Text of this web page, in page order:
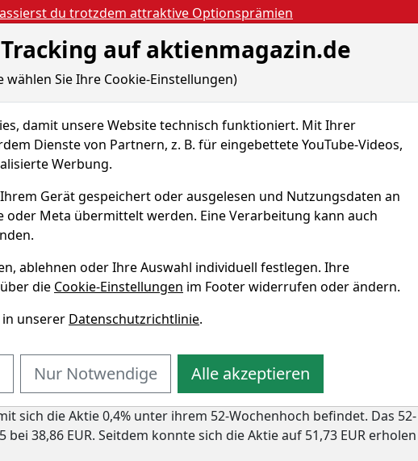
du trotzdem attraktive Optionsprämien
Magazine Aktien- und Artikelsuche öffnen
Gratis Account Bestellen
Chart-Tool
FONDS Chart
OESTERREICH-FONDS eine Rendite von 29,1% erzielt. In den
Die Aktie markierte das 52-Wochenhoch am 19.06.2026 bei
sich die Aktie 0,4% unter ihrem 52-Wochenhoch befindet. Das 52-
38,86 EUR. Seitdem konnte sich die Aktie auf 51,73 EUR
auf aktienmagazin.de
wählen Sie Ihre Cookie-Einstellungen)
damit unsere Website technisch funktioniert. Mit Ihrer
Dienste von Partnern, z. B. für eingebettete YouTube-Videos,
Werbung.
Gerät gespeichert oder ausgelesen und Nutzungsdaten an
oder Meta übermittelt werden. Eine Verarbeitung kann auch
ablehnen oder Ihre Auswahl individuell festlegen. Ihre
die Cookie-Einstellungen im Footer widerrufen oder ändern.
unserer Datenschutzrichtlinie.
Nur Notwendige Alle akzeptieren